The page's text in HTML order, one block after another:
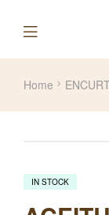
Home
IN STOCK